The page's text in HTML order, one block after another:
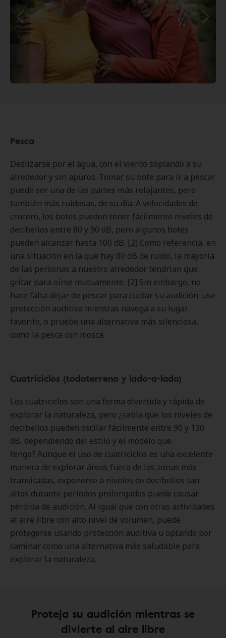
Pesca
Deslizarse por el agua, con el viento soplando a su
alrededor y sin apuros. Tomar su bote para ir a pescar
puede ser una de las partes más relajantes, pero
también más ruidosas, de su día. A velocidades de
crucero, los botes pueden tener fácilmente niveles de
decibelios entre 80 y 90 dB, pero algunos botes
pueden alcanzar hasta 100 dB. [2] Como referencia, en
una situación en la que hay 80 dB de ruido, la mayoría
de las personas a nuestro alrededor tendrían que
gritar para oírse mutuamente. [2] Sin embargo, no
hace falta dejar de pescar para cuidar su audición: use
protección auditiva mientras navega a su lugar
favorito, o pruebe una alternativa más silenciosa,
como la pesca con mosca.
Cuatriciclos (todoterreno y lado-a-lado)
Los cuatriciclos son una forma divertida y rápida de
explorar la naturaleza, pero ¿sabía que los niveles de
decibelios pueden oscilar fácilmente entre 90 y 130
dB, dependiendo del estilo y el modelo que
tenga? Aunque el uso de cuatriciclos es una excelente
manera de explorar áreas fuera de las zonas más
transitadas, exponerse a niveles de decibelios tan
altos durante períodos prolongados puede causar
pérdida de audición. Al igual que con otras actividades
al aire libre con alto nivel de volumen, puede
protegerse usando protección auditiva u optando por
caminar como una alternativa más saludable para
explorar la naturaleza.
Proteja su audición mientras se
divierte al aire libre